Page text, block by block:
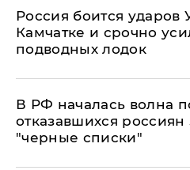
Россия боится ударов
Камчатке и срочно
подводных лодок
​В РФ началась волна
отказавшихся россиян
"черные списки"